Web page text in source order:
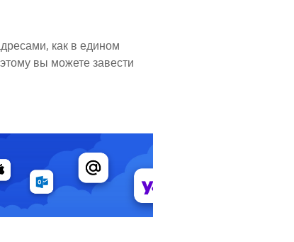
как в едином
вы можете завести